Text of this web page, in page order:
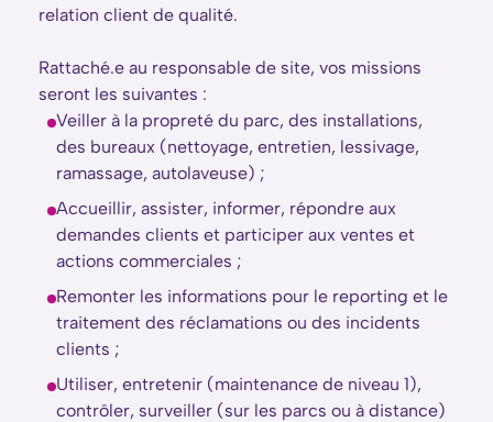
relation client de qualité.
Rattaché.e au responsable de site, vos missions
seront les suivantes :
Veiller à la propreté du parc, des installations,
des bureaux (nettoyage, entretien, lessivage,
ramassage, autolaveuse) ;
Accueillir, assister, informer, répondre aux
demandes clients et participer aux ventes et
actions commerciales ;
Remonter les informations pour le reporting et le
traitement des réclamations ou des incidents
clients ;
Utiliser, entretenir (maintenance de niveau 1),
contrôler, surveiller (sur les parcs ou à distance)